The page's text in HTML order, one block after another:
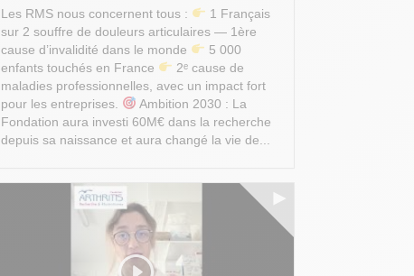
Les RMS nous concernent tous :
1 Français
sur 2 souffre de douleurs articulaires — 1ère
cause d’invalidité dans le monde
5 000
enfants touchés en France
2ᵉ cause de
maladies professionnelles, avec un impact fort
pour les entreprises.
Ambition 2030 : La
Fondation aura investi 60M€ dans la recherche
depuis sa naissance et aura changé la vie de...